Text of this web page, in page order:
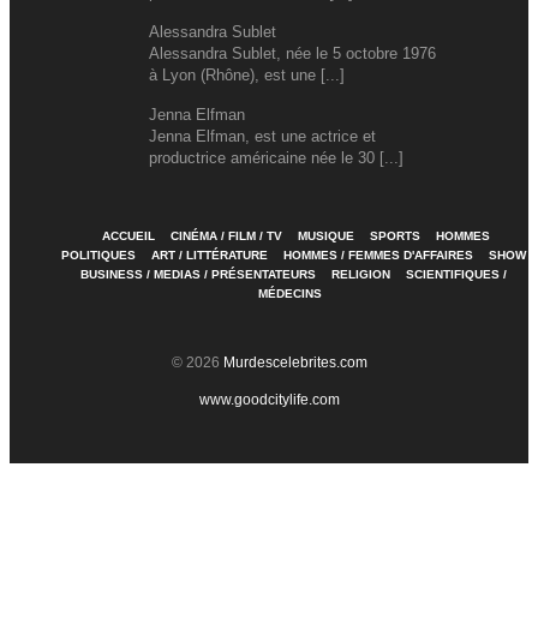
Alessandra Sublet
Alessandra Sublet, née le 5 octobre 1976
à Lyon (Rhône), est une [...]
Jenna Elfman
Jenna Elfman, est une actrice et
productrice américaine née le 30 [...]
ACCUEIL CINÉMA / FILM / TV MUSIQUE SPORTS
HOMMES
POLITIQUES
ART / LITTÉRATURE HOMMES / FEMMES D'AFFAIRES
SHOW
BUSINESS / MEDIAS / PRÉSENTATEURS
RELIGION
SCIENTIFIQUES /
MÉDECINS
© 2026 Murdescelebrites.com
www.goodcitylife.com